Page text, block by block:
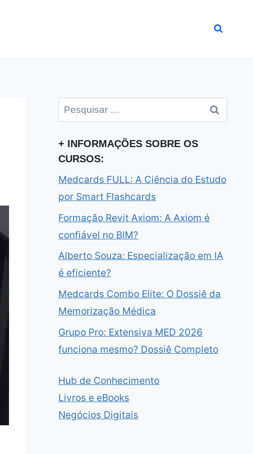
Pesquisar
por:
+ INFORMAÇÕES SOBRE OS
CURSOS:
Medcards FULL: A Ciência do Estudo
por Smart Flashcards
Formação Revit Axiom: A Axiom é
confiável no BIM?
Alberto Souza: Especialização em IA
é eficiente?
Medcards Combo Elite: O Dossiê da
Memorização Médica
Grupo Pro: Extensiva MED 2026
funciona mesmo? Dossiê Completo
Hub de Conhecimento
Livros e eBooks
Negócios Digitais